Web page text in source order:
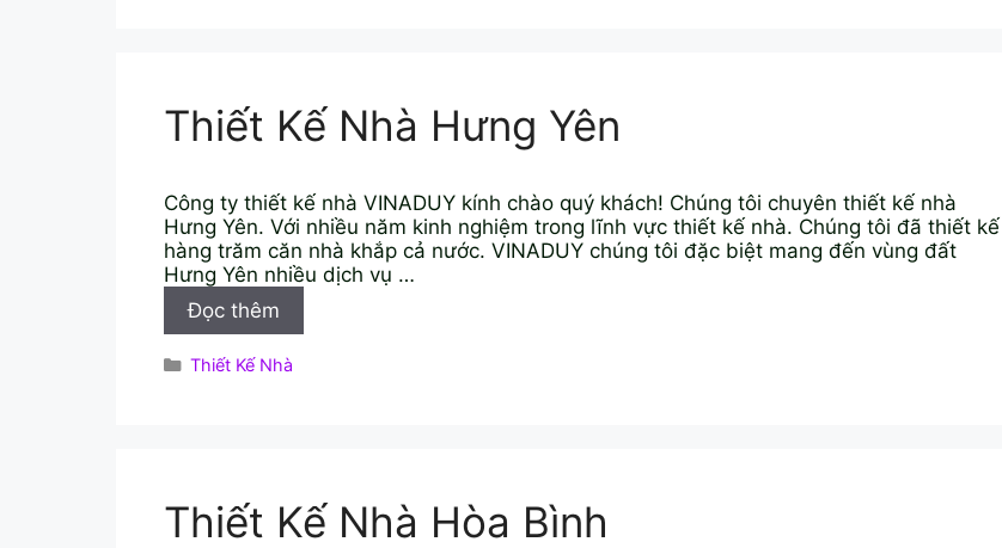
Thiết Kế Nhà Hưng Yên
Công ty thiết kế nhà VINADUY kính chào quý khách! Chúng tôi chuyên thiết kế nhà
Hưng Yên. Với nhiều năm kinh nghiệm trong lĩnh vực thiết kế nhà. Chúng tôi đã thiết kế
hàng trăm căn nhà khắp cả nước. VINADUY chúng tôi đặc biệt mang đến vùng đất
Hưng Yên nhiều dịch vụ …
Đọc thêm
Kế
Nhà
Danh
Thiết Kế Nhà
Thiết Kế Nhà Hòa Bình